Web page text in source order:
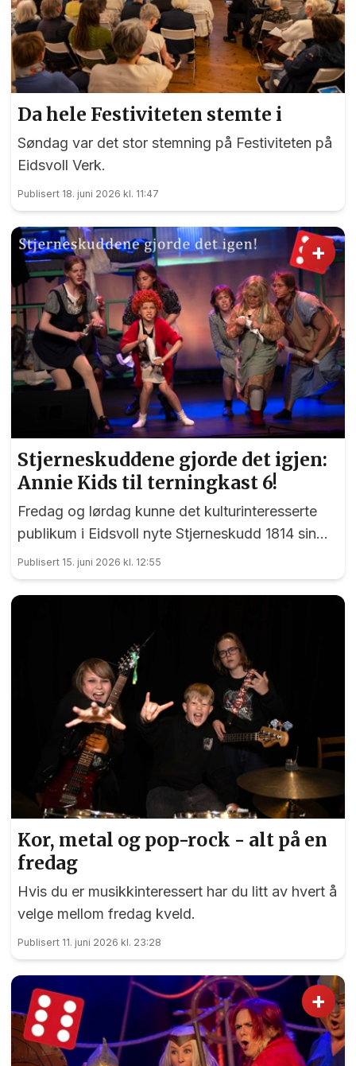
Da hele Festiviteten stemte i
Søndag var det stor stemning på Festiviteten på
Eidsvoll Verk.
Publisert 18. juni 2026 kl. 11:47
+
Stjerneskuddene gjorde det igjen:
Annie Kids til terningkast 6!
Fredag og lørdag kunne det kulturinteresserte
publikum i Eidsvoll nyte Stjerneskudd 1814 sin
femte forestilling på tre år. Denne gangen var det
«Annie Kids» som stor på plakaten, og i
tittelrollen imponerte 10 år gamle Martine
Publisert 15. juni 2026 kl. 12:55
Kor, metal og pop-rock - alt på en
fredag
Hvis du er musikkinteressert har du litt av hvert å
velge mellom fredag kveld.
Publisert 11. juni 2026 kl. 23:28
+